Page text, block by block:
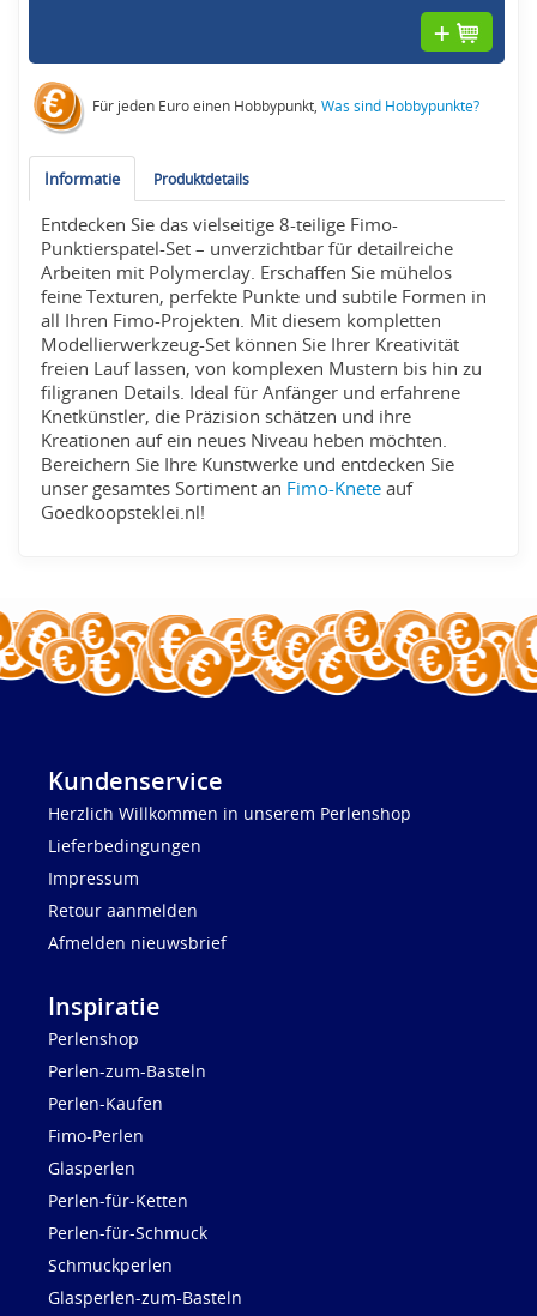
Für jeden Euro einen Hobbypunkt,Was sind Hobbypunkte?
Informatie Produktdetails
Entdecken Sie das vielseitige 8-teilige Fimo-
Punktierspatel-Set – unverzichtbar für detailreiche
Arbeiten mit Polymerclay. Erschaffen Sie mühelos
feine Texturen, perfekte Punkte und subtile Formen in
all Ihren Fimo-Projekten. Mit diesem kompletten
Modellierwerkzeug-Set können Sie Ihrer Kreativität
freien Lauf lassen, von komplexen Mustern bis hin zu
filigranen Details. Ideal für Anfänger und erfahrene
Knetkünstler, die Präzision schätzen und ihre
Kreationen auf ein neues Niveau heben möchten.
Bereichern Sie Ihre Kunstwerke und entdecken Sie
unser gesamtes Sortiment an Fimo-Knete auf
Goedkoopsteklei.nl!
Kundenservice
Herzlich Willkommen in unserem Perlenshop
Lieferbedingungen
Impressum
Retour aanmelden
Afmelden nieuwsbrief
Inspiratie
Perlenshop
Perlen-zum-Basteln
Perlen-Kaufen
Fimo-Perlen
Glasperlen
Perlen-für-Ketten
Perlen-für-Schmuck
Schmuckperlen
Glasperlen-zum-Basteln